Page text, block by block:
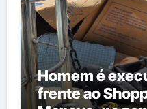
Homem é
frente ao